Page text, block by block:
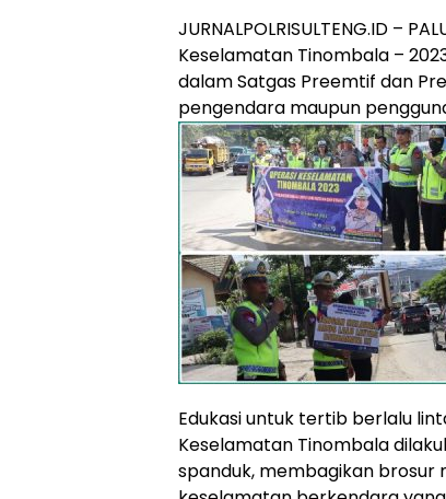
JURNALPOLRISULTENG.ID –
Keselamatan Tinombala –
dalam Satgas Preemtif dan
pengendara maupun
Edukasi untuk tertib berlalu
Keselamatan Tinombala
spanduk, membagikan